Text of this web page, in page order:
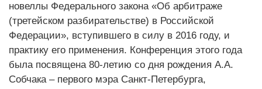
новеллы Федерального закона «Об арбитраже
(третейском разбирательстве) в Российской
Федерации», вступившего в силу в 2016 году, и
практику его применения. Конференция этого года
была посвящена 80-летию со дня рождения А.А.
Собчака – первого мэра Санкт-Петербурга,